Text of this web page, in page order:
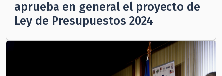
aprueba en general el proyecto de
Ley de Presupuestos 2024